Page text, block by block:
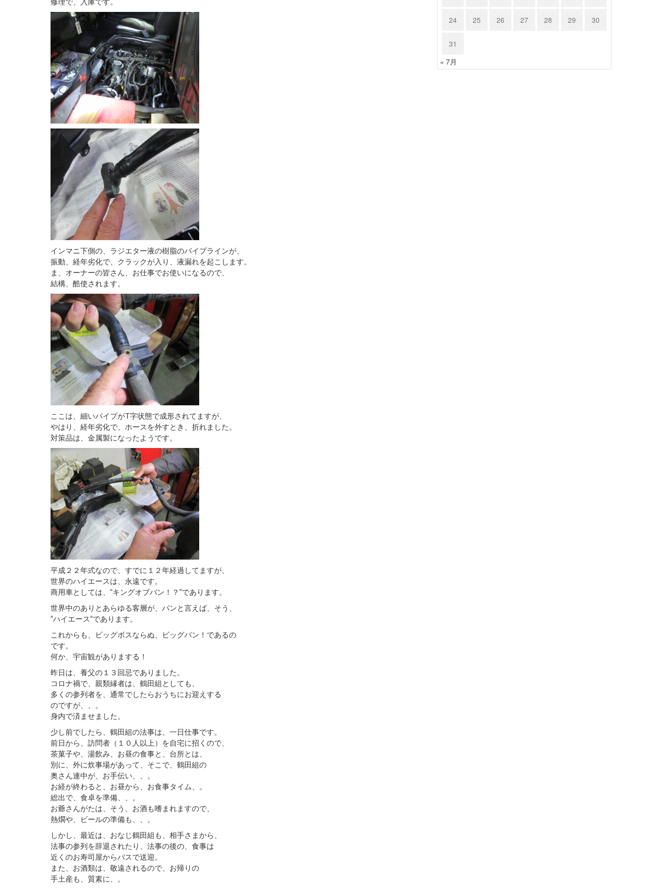
インマニ下側の、ラジエター液の樹脂のパイプラインが、
振動、経年劣化で、クラックが入り、液漏れを起こします。
ま、オーナーの皆さん、お仕事でお使いになるので、
結構、酷使されます。
ここは、細いパイプがT字状態で成形されてますが、
やはり、経年劣化で、ホースを外すとき、折れました。
対策品は、金属製になったようです。
平成２２年式なので、すでに１２年経過してますが、
世界のハイエースは、永遠です。
商用車としては、”キングオブバン！？”であります。
世界中のありとあらゆる客層が、バンと言えば、そう、
”ハイエース”であります。
これからも、ビッグボスならぬ、ビッグバン！であるの
です。
何か、宇宙観がありまする！
昨日は、養父の１３回忌でありました。
コロナ禍で、親類縁者は、鶴田組としても、
多くの参列者を、通常でしたらおうちにお迎えする
のですが、、。
身内で済ませました。
少し前でしたら、鶴田組の法事は、一日仕事です。
前日から、訪問者（１０人以上）を自宅に招くので、
茶菓子や、湯飲み、お昼の食事と、台所とは、
別に、外に炊事場があって、そこで、鶴田組の
奥さん連中が、お手伝い、、。
お経が終わると、お昼から、お食事タイム、。
総出で、食卓を準備、、。
お爺さんがたは、そう、お酒も嗜まれますので、
熱燗や、ビールの準備も、、。
しかし、最近は、おなじ鶴田組も、相手さまから、
法事の参列を辞退されたり、法事の後の、食事は
近くのお寿司屋からバスで送迎。
また、お酒類は、敬遠されるので、お帰りの
手土産も、質素に、。
24 25 26 27 28 29 30
31
« 7月